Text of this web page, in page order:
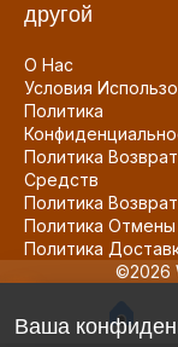
другой
О Нас
Условия
Политика
Политика
Средств
Политика
Политика Отмены
Политика
©2026
Ваша